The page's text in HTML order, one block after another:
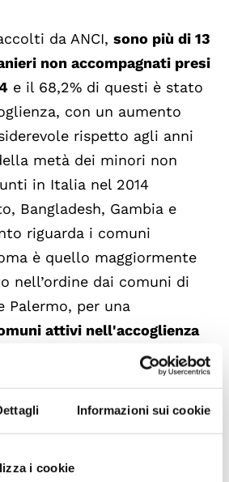
Informazioni sui cookie
i cookie
da ANCI, sono più di 13
non accompagnati presi
e il 68,2% di questi è stato
con un aumento
rispetto agli anni
metà dei minori non
in Italia nel 2014
Bangladesh, Gambia e
riguarda i comuni
è quello maggiormente
nell’ordine dai comuni di
Palermo, per una
attivi nell'accoglienza
non accompagnati pari al
. Infine, il rapporto segnala
esponenzialmente il